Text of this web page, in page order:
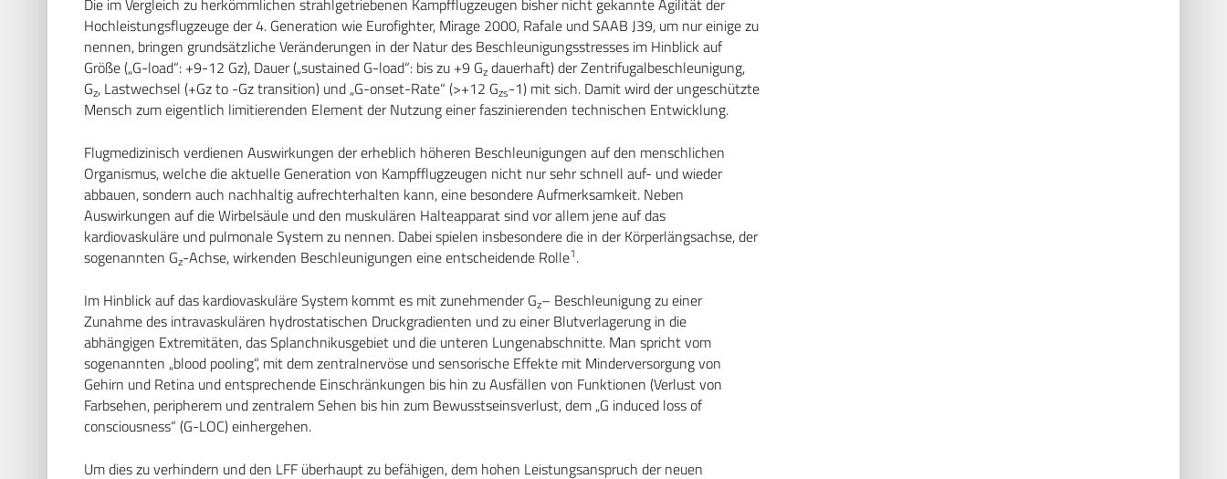
Hochleistungsflugzeuge der 4. Generation wie Eurofighter, Mirage 2000, Rafale und SAAB J39, um nur einige zu
nennen, bringen grundsätzliche Veränderungen in der Natur des Beschleunigungsstresses im Hinblick auf
Größe („G-load“: +9-12 Gz), Dauer („sustained G-load“: bis zu +9 Gz dauerhaft) der Zentrifugalbeschleunigung,
Gz, Lastwechsel (+Gz to -Gz transition) und „G-onset-Rate“ (>+12 Gzs-1) mit sich. Damit wird der ungeschützte
Mensch zum eigentlich limitierenden Element der Nutzung einer faszinierenden technischen Entwicklung.
Flugmedizinisch verdienen Auswirkungen der erheblich höheren Beschleunigungen auf den menschlichen
Organismus, welche die aktuelle Generation von Kampfflugzeugen nicht nur sehr schnell auf- und wieder
abbauen, sondern auch nachhaltig aufrechterhalten kann, eine besondere Aufmerksamkeit. Neben
Auswirkungen auf die Wirbelsäule und den muskulären Halteapparat sind vor allem jene auf das
kardiovaskuläre und pulmonale System zu nennen. Dabei spielen insbesondere die in der Körperlängsachse, der
sogenannten Gz-Achse, wirkenden Beschleunigungen eine entscheidende Rolle1.
Im Hinblick auf das kardiovaskuläre System kommt es mit zunehmender Gz– Beschleunigung zu einer
Zunahme des intravaskulären hydrostatischen Druckgradienten und zu einer Blutverlagerung in die
abhängigen Extremitäten, das Splanchnikusgebiet und die unteren Lungenabschnitte. Man spricht vom
sogenannten „blood pooling“, mit dem zentralnervöse und sensorische Effekte mit Minderversorgung von
Gehirn und Retina und entsprechende Einschränkungen bis hin zu Ausfällen von Funktionen (Verlust von
Farbsehen, peripherem und zentralem Sehen bis hin zum Bewusstseinsverlust, dem „G induced loss of
consciousness“ (G-LOC) einhergehen.
Um dies zu verhindern und den LFF überhaupt zu befähigen, dem hohen Leistungsanspruch der neuen